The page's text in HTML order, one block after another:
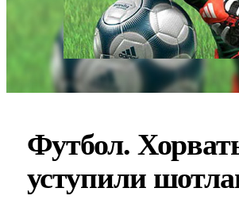
Футбол.
уступили